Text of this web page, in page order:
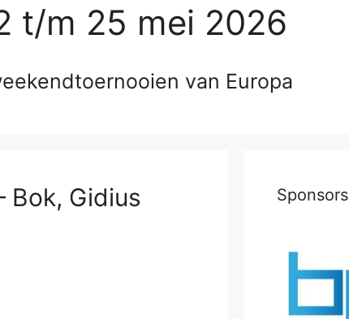
t/m 25 mei 2026
van Europa
Bok, Gidius Sponsors